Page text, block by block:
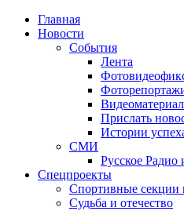
Главная
Новости
События
Лента
Прислать
Истории
СМИ
Русское
Спецпроекты
Спортивные секции
Судьба и отечество